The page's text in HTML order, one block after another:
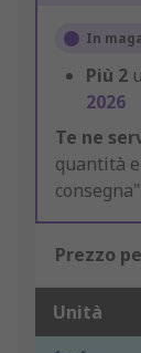
In
Più 2
2026
Te ne
quantità
Prezzo
Unità